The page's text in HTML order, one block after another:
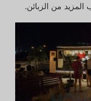
من الزبائن.